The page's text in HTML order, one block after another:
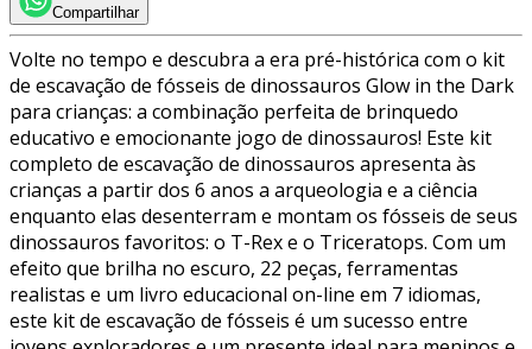
Compartilhar
Volte no tempo e descubra a era pré-histórica com o kit
de escavação de fósseis de dinossauros Glow in the Dark
para crianças: a combinação perfeita de brinquedo
educativo e emocionante jogo de dinossauros! Este kit
completo de escavação de dinossauros apresenta às
crianças a partir dos 6 anos a arqueologia e a ciência
enquanto elas desenterram e montam os fósseis de seus
dinossauros favoritos: o T-Rex e o Triceratops. Com um
efeito que brilha no escuro, 22 peças, ferramentas
realistas e um livro educacional on-line em 7 idiomas,
este kit de escavação de fósseis é um sucesso entre